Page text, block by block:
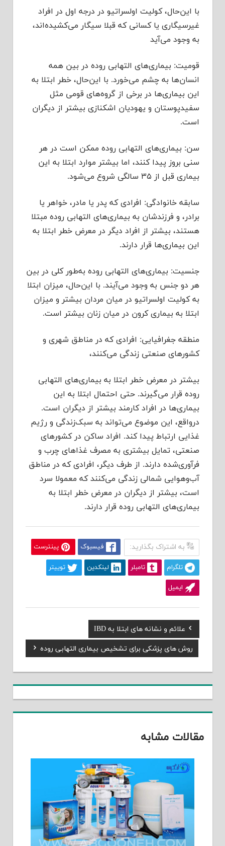
با این‌حال، کولیت اولسراتیو در درجه اول در افراد
غیرسیگاری یا کسانی که قبلا سیگار می‌کشیده‌اند،
به وجود می‌آید
قومیت: بیماری‌های التهابی روده در بین همه
انسان‌ها به چشم می‌خورد. با این‌حال، خطر ابتلا به
این بیماری‌ها در برخی از گروه‌های قومی مثل
سفیدپوستان و یهودیان اشکنازی بیشتر از دیگران
است.
سن: بیماری‌های التهابی روده ممکن است در هر
سنی بروز پیدا کنند، اما بیشتر موارد ابتلا به این
بیماری قبل از ۳۵ سالگی شروع می‌شود.
سابقه خانوادگی: افرادی که پدر یا مادر، خواهر یا
برادر، و فرزندشان به بیماری‌های التهابی روده مبتلا
هستند، بیشتر از افراد دیگر در معرض خطر ابتلا به
این بیماری‌ها قرار دارند.
جنسیت: بیماری‌های التهابی روده به‌طور کلی در بین
هر دو جنس به وجود می‌آیند. با این‌حال، میزان ابتلا
به کولیت اولسراتیو در میان مردان بیشتر و میزان
ابتلا به بیماری کرون در میان زنان بیشتر است.
منطقه جغرافیایی: افرادی که در مناطق شهری و
کشورهای صنعتی زندگی می‌کنند،
بیشتر در معرض خطر ابتلا به بیماری‌های التهابی
روده قرار می‌گیرند. حتی احتمال ابتلا به این
بیماری‌ها در افراد کارمند بیشتر از دیگران است.
درواقع، این موضوع می‌تواند به سبک‌زندگی و رژیم
غذایی ارتباط پیدا کند. افراد ساکن در کشورهای
صنعتی، تمایل بیشتری به مصرف غذاهای چرب و
فرآوری‌شده دارند. از طرف دیگر، افرادی که در مناطق
آب‌وهوایی شمالی زندگی می‌کنند که معمولا سرد
است، بیشتر از دیگران در معرض خطر ابتلا به
بیماری‌های التهابی روده قرار دارند.
به اشتراک بگذارید: فیسبوک پینترست
تلگرام تامبلر لینکدین توییتر
ایمیل
راهبری
نوشته
Previous
Post:
علائم و نشانه های ابتلا به IBD
Next
Post:
روش های پزشکی برای تشخیص بیماری التهابی روده
مقالات مشابه